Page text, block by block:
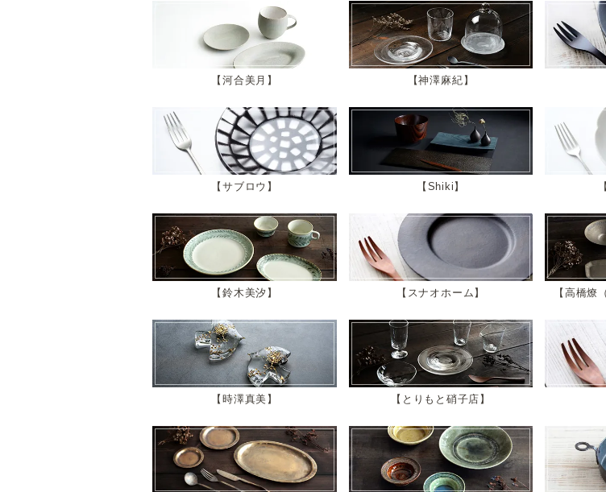
河合美月 神澤麻紀
サブロウ Shiki
鈴木美汐 スナオホーム 高橋燎
時澤真美 とりもと硝子店